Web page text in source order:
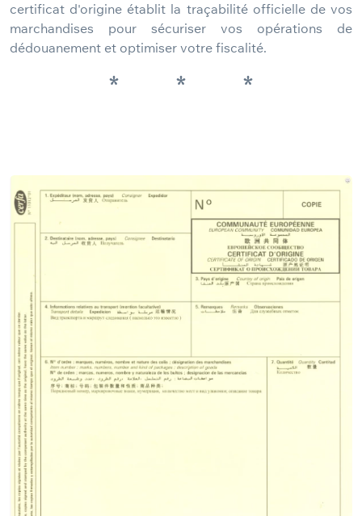
certificat d'origine établit la traçabilité officielle de vos
marchandises pour sécuriser vos opérations de
dédouanement et optimiser votre fiscalité.
* * *